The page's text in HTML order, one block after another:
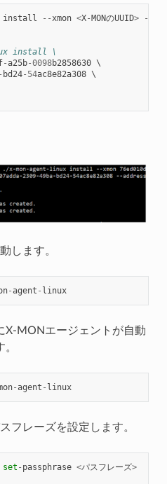
install --xmon <X- MONのUUID> --
install \
-a25b-0098b2858630
bd24- 54ac8e82a308
します。
-agent - linux
X-MONエージェントが自動
-agent - linux
フレーズを設定します。
set - passphrase <パスフレーズ>